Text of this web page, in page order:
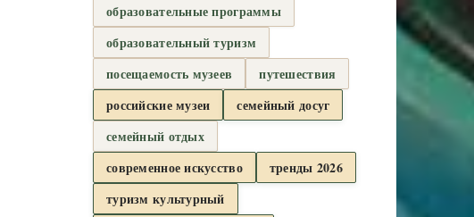
образовательные программы
образовательный туризм
посещаемость музеев
путешествия
российские музеи
семейный досуг
семейный отдых
современное искусство
тренды 2026
туризм культурный